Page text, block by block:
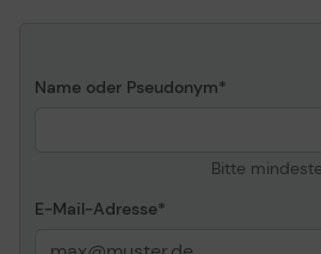
Name oder Pseudonym
Bitte
E-Mail-Adresse